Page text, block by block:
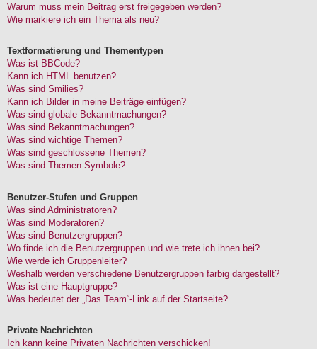
Warum muss mein Beitrag erst freigegeben werden?
Wie markiere ich ein Thema als neu?
Textformatierung und Thementypen
Was ist BBCode?
Kann ich HTML benutzen?
Was sind Smilies?
Kann ich Bilder in meine Beiträge einfügen?
Was sind globale Bekanntmachungen?
Was sind Bekanntmachungen?
Was sind wichtige Themen?
Was sind geschlossene Themen?
Was sind Themen-Symbole?
Benutzer-Stufen und Gruppen
Was sind Administratoren?
Was sind Moderatoren?
Was sind Benutzergruppen?
Wo finde ich die Benutzergruppen und wie trete ich ihnen bei?
Wie werde ich Gruppenleiter?
Weshalb werden verschiedene Benutzergruppen farbig dargestellt?
Was ist eine Hauptgruppe?
Was bedeutet der „Das Team“-Link auf der Startseite?
Private Nachrichten
Ich kann keine Privaten Nachrichten verschicken!